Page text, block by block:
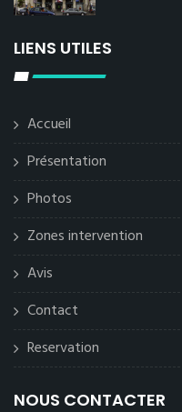
LIENS UTILES
Accueil
Présentation
Photos
Zones intervention
Avis
Contact
Reservation
NOUS CONTACTER